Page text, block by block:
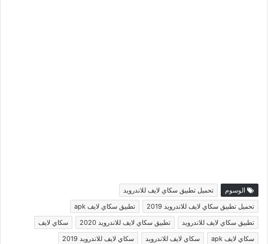
الوسوم
تحميل تطبيق سكاي لايف للاندرويد
تحميل تطبيق سكاي لايف للاندرويد 2019
تطبيق سكاي لايف apk
تطبيق سكاي لايف للاندرويد
تطبيق سكاي لايف للاندرويد 2020
سكاي لايف
سكاي لايف apk
سكاي لايف للاندرويد
سكاي لايف للاندرويد 2019